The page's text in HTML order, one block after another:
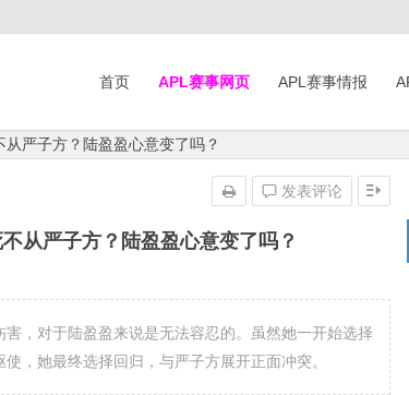
首页 APL赛事网页 APL赛事情报
从严子方？陆盈盈心意变了吗？
从严子方？陆盈盈心意变了吗？
发表评论
，对于陆盈盈来说是无法容忍的。虽然她一开始选择
，她最终选择回归，与严子方展开正面冲突。